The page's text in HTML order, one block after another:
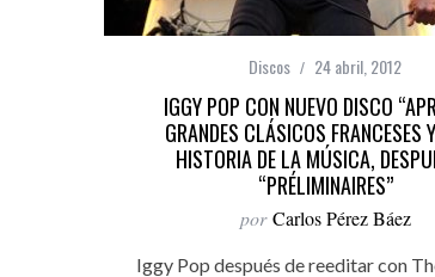
Discos 24 abril, 2012
IGGY POP CON NUEVO DISCO
GRANDES CLÁSICOS FRANCESES
HISTORIA DE LA MÚSICA,
“PRÉLIMINAIRES”
por Carlos Pérez Báez
Iggy Pop después de reeditar con